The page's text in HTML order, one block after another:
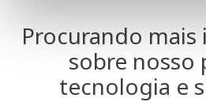
Procurando
sobre nosso
tecnologia e